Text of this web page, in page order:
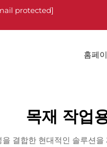
protected]
홈페이
목재 작업
결합한 현대적인 솔루션